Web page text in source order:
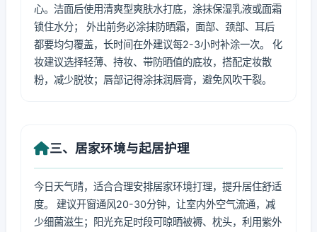
心。洁面后使用清爽型爽肤水打底，涂抹保湿乳液或面霜
锁住水分； 外出前务必涂抹防晒霜，面部、颈部、耳后
都要均匀覆盖，长时间在外建议每2-3小时补涂一次。 化
妆建议选择轻薄、持妆、带防晒值的底妆，搭配定妆散
粉，减少脱妆；唇部记得涂抹润唇膏，避免风吹干裂。
三、居家环境与起居护理
今日天气晴，适合合理安排居家环境打理，提升居住舒适
度。 建议开窗通风20-30分钟，让室内外空气流通，减
少细菌滋生；阳光充足时段可晾晒被褥、枕头，利用紫外